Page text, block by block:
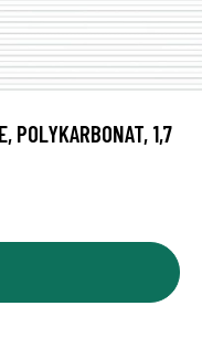
POLYKARBONAT, 1,7